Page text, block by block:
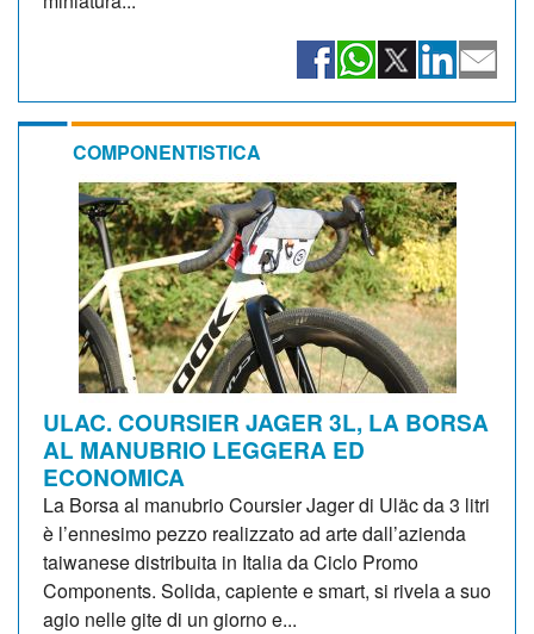
COMPONENTISTICA
ULAC. COURSIER JAGER 3L, LA BORSA
AL MANUBRIO LEGGERA ED
ECONOMICA
La Borsa al manubrio Coursier Jager di Uläc da 3 litri
è l’ennesimo pezzo realizzato ad arte dall’azienda
taiwanese distribuita in Italia da Ciclo Promo
Components. Solida, capiente e smart, si rivela a suo
agio nelle gite di un giorno e...